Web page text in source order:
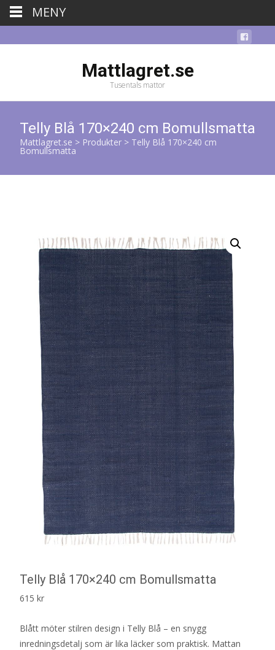
Mattlagret.se
Tusentals mattor
Telly Blå 170×240 cm Bomullsmatta
Mattlagret.se > Produkter > Telly Blå 170×240 cm
Bomullsmatta
Telly Blå 170×240 cm Bomullsmatta
615 kr
Blått möter stilren design i Telly Blå – en snygg
inredningsdetalj som är lika läcker som praktisk. Mattan
MENY